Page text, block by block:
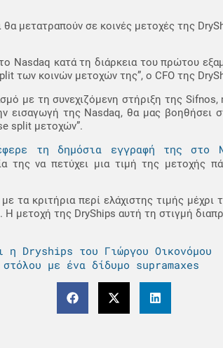
μετατραπούν σε κοινές μετοχές της
Nasdaq κατά τη διάρκεια του πρώτου
των κοινών μετοχών της”, ο CFO της
με τη συνεχιζόμενη στήριξη της Sifnos,
εισαγωγή της Nasdaq, θα μας βοηθήσει
split μετοχών”.
τη δημόσια εγγραφή της
της να πετύχει μια τιμή της μετοχής
τα κριτήρια περί ελάχιστης τιμής
μετοχή της DryShips αυτή τη στιγμή
η Dryships του Γιώργου Oικονόμου
με ένα δίδυμο supramaxes